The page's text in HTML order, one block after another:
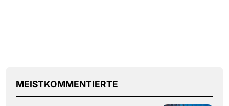
MEISTKOMMENTIERTE